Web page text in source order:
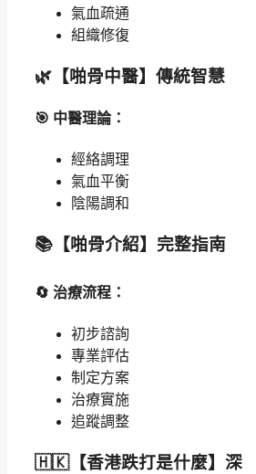
氣血疏通
組織修復
🌿【啪骨中醫】傳統智慧
🎯 中醫理論：
經絡調理
氣血平衡
陰陽調和
📚【啪骨介紹】完整指南
🔄 治療流程：
初步諮詢
專業評估
制定方案
治療實施
追蹤調整
🇭🇰【香港跌打是什麼】深